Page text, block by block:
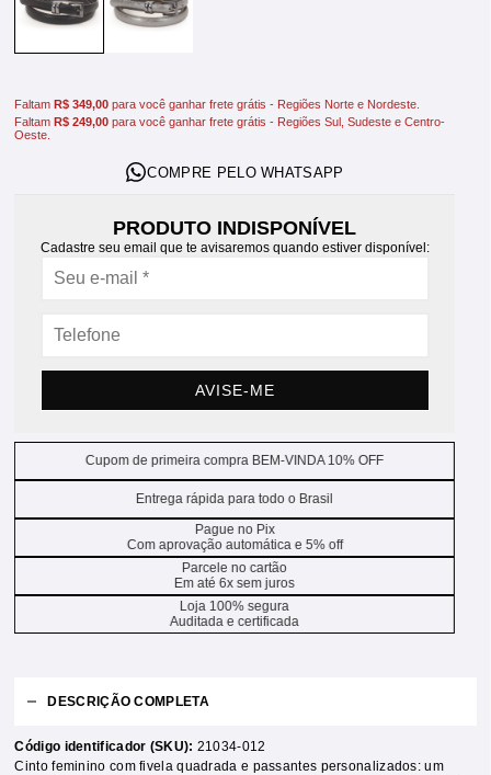
FaltamR$ 349,00 para você ganhar frete grátis - Regiões Norte e Nordeste.
FaltamR$ 249,00 para você ganhar frete grátis - Regiões Sul, Sudeste e Centro-
Oeste.
PRODUTO INDISPONÍVEL
Cadastre seu email que te avisaremos quando estiver disponível:
AVISE-ME
Cupom de primeira compra BEM-VINDA 10% OFF
Entrega rápida para todo o Brasil
Pague no Pix
Com aprovação automática e 5% off
Parcele no cartão
Em até 6x sem juros
Loja 100% segura
Auditada e certificada
DESCRIÇÃO COMPLETA
Código identificador (SKU): 21034-012
Cinto feminino com fivela quadrada e passantes personalizados: um